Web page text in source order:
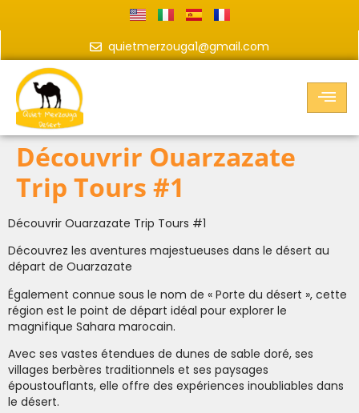
quietmerzouga1@gmail.com
Découvrir Ouarzazate
Trip Tours #1
Découvrir Ouarzazate Trip Tours #1
Découvrez les aventures majestueuses dans le désert au
départ de Ouarzazate
Également connue sous le nom de « Porte du désert », cette
région est le point de départ idéal pour explorer le
magnifique Sahara marocain.
Avec ses vastes étendues de dunes de sable doré, ses
villages berbères traditionnels et ses paysages
époustouflants, elle offre des expériences inoubliables dans
le désert.